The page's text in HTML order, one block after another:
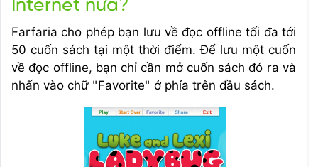
Internet nữa?
Farfaria cho phép bạn lưu về đọc offline tối đa tới
50 cuốn sách tại một thời điểm. Để lưu một cuốn
về đọc offline, bạn chỉ cần mở cuốn sách đó ra và
nhấn vào chữ "Favorite" ở phía trên đầu sách.